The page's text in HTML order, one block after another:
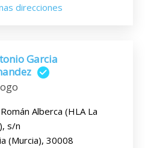
direcciones
Garcia
Alberca (HLA La
s/n
(Murcia), 30008